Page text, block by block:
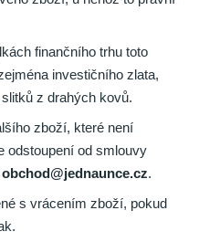
finančního trhu toto
investičního zlata,
z drahých kovů.
zboží, které není
odstoupení od smlouvy
obchod@jednaunce.cz.
s vrácením zboží, pokud